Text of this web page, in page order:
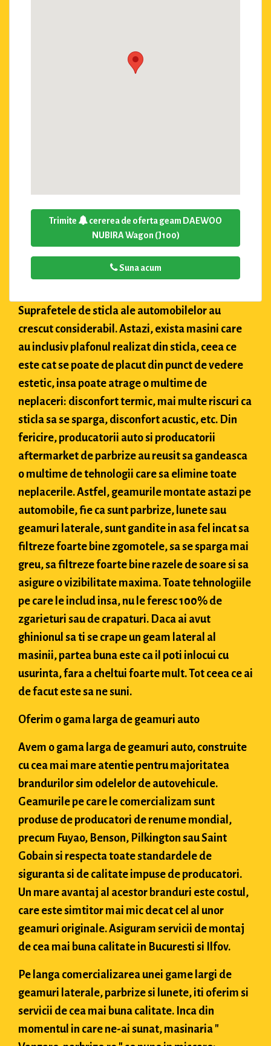
Trimite
cererea de oferta geam DAEWOO
NUBIRA Wagon (J100)
Suna acum
Suprafetele de sticla ale automobilelor au
crescut considerabil. Astazi, exista masini care
au inclusiv plafonul realizat din sticla, ceea ce
este cat se poate de placut din punct de vedere
estetic, insa poate atrage o multime de
neplaceri: disconfort termic, mai multe riscuri ca
sticla sa se sparga, disconfort acustic, etc. Din
fericire, producatorii auto si producatorii
aftermarket de parbrize au reusit sa gandeasca
o multime de tehnologii care sa elimine toate
neplacerile. Astfel, geamurile montate astazi pe
automobile, fie ca sunt parbrize, lunete sau
geamuri laterale, sunt gandite in asa fel incat sa
filtreze foarte bine zgomotele, sa se sparga mai
greu, sa filtreze foarte bine razele de soare si sa
asigure o vizibilitate maxima. Toate tehnologiile
pe care le includ insa, nu le feresc 100% de
zgarieturi sau de crapaturi. Daca ai avut
ghinionul sa ti se crape un geam lateral al
masinii, partea buna este ca il poti inlocui cu
usurinta, fara a cheltui foarte mult. Tot ceea ce ai
de facut este sa ne suni.
Oferim o gama larga de geamuri auto
Avem o gama larga de geamuri auto, construite
cu cea mai mare atentie pentru majoritatea
brandurilor sim odelelor de autovehicule.
Geamurile pe care le comercializam sunt
produse de producatori de renume mondial,
precum Fuyao, Benson, Pilkington sau Saint
Gobain si respecta toate standardele de
siguranta si de calitate impuse de producatori.
Un mare avantaj al acestor branduri este costul,
care este simtitor mai mic decat cel al unor
geamuri originale. Asiguram servicii de montaj
de cea mai buna calitate in Bucuresti si Ilfov.
Pe langa comercializarea unei game largi de
geamuri laterale, parbrize si lunete, iti oferim si
servicii de cea mai buna calitate. Inca din
momentul in care ne-ai sunat, masinaria "